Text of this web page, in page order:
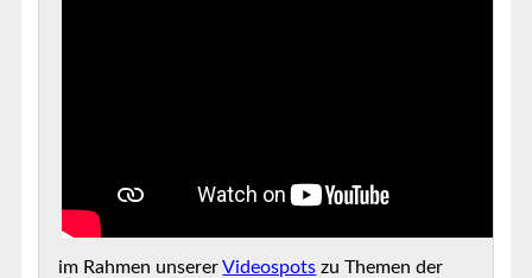
im Rahmen unsererVideospots zu Themen der